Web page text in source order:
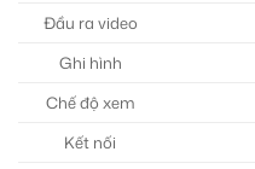
Đầu ra video
Ghi hình
Chế độ xem
Kết nối